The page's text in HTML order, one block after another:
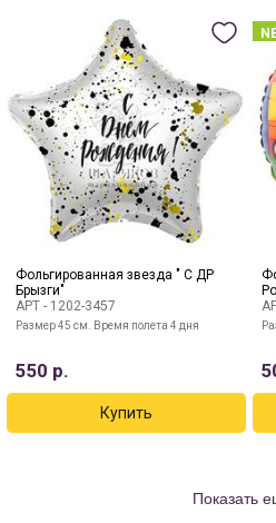
Фольгированная звезда " С ДР
Брызги"
АРТ - 1202-3457
Размер 45 см. Время полета 4 дня
550 р.
Показать